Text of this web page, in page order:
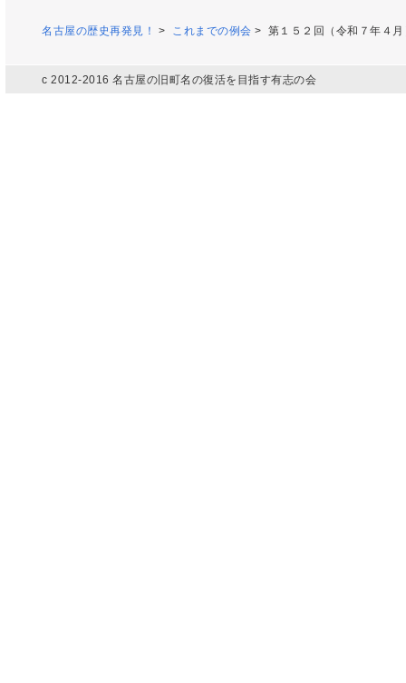
名古屋の歴史再発見！ > これまでの例会 > 第１５２回（令和７年４月
c 2012-2016 名古屋の旧町名の復活を目指す有志の会